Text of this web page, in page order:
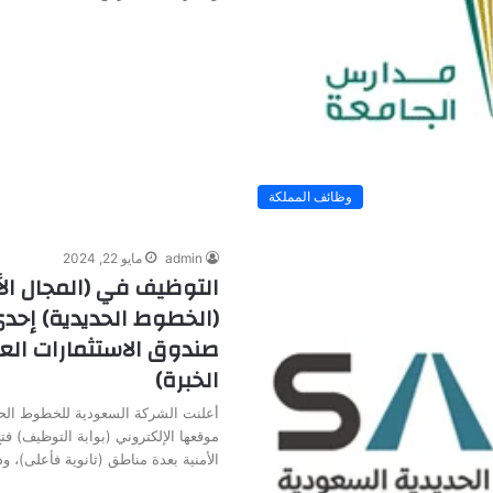
وظائف المملكة
admin مايو 22, 2024
التوظيف في (المجال
(الخطوط الحديدية)
صندوق الاستثمارات
الخبرة)
أعلنت الشركة السعودية للخطوط
موقعها الإلكتروني (بوابة التوظيف)
الأمنية بعدة مناطق (ثانوية فأعلى)،